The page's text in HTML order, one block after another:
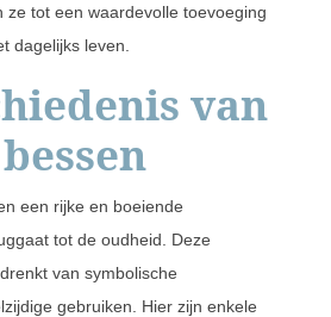
ze tot een waardevolle toevoeging
dagelijks leven.
van
een rijke en boeiende
tot de oudheid. Deze
van symbolische
gebruiken. Hier zijn enkele